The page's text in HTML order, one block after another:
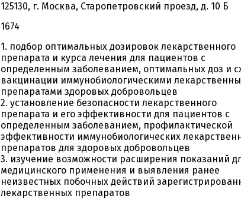
125130, г. Москва, Старопетровский проезд, д. 10 Б
1674
1. подбор оптимальных дозировок лекарственного
препарата и курса лечения для пациентов с
определенным заболеванием, оптимальных доз и
вакцинации иммунобиологическими
препаратами здоровых добровольцев
2. установление безопасности лекарственного
препарата и его эффективности для пациентов с
определенным заболеванием, профилактической
эффективности иммунобиологических
препаратов для здоровых добровольцев
3. изучение возможности расширения показаний
медицинского применения и выявления ранее
неизвестных побочных действий
лекарственных препаратов